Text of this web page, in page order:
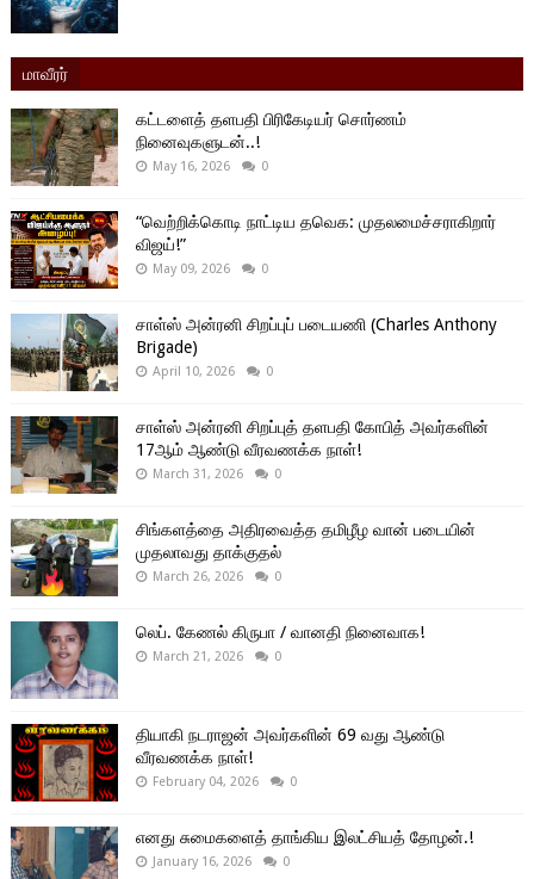
மாவீரர்
கட்டளைத் தளபதி பிரிகேடியர் சொர்ணம்
நினைவுகளுடன்..!
May 16, 2026 0
“வெற்றிக்கொடி நாட்டிய தவெக: முதலமைச்சராகிறார்
விஜய்!”
May 09, 2026 0
சாள்ஸ் அன்ரனி சிறப்புப் படையணி (Charles Anthony
Brigade)
April 10, 2026 0
சாள்ஸ் அன்ரனி சிறப்புத் தளபதி கோபித் அவர்களின்
17ஆம் ஆண்டு வீரவணக்க நாள்!
March 31, 2026 0
சிங்களத்தை அதிரவைத்த தமிழீழ வான் படையின்
முதலாவது தாக்குதல்
March 26, 2026 0
லெப். கேணல் கிருபா / வானதி நினைவாக!
March 21, 2026 0
தியாகி நடராஜன் அவர்களின் 69 வது ஆண்டு
வீரவணக்க நாள்!
February 04, 2026 0
எனது சுமைகளைத் தாங்கிய இலட்சியத் தோழன்.!
January 16, 2026 0